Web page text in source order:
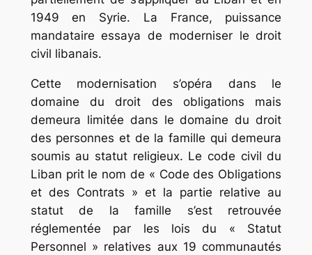
1949 en Syrie. La France, puissance
mandataire essaya de moderniser le droit
civil libanais.
Cette modernisation s’opéra dans le
domaine du droit des obligations mais
demeura limitée dans le domaine du droit
des personnes et de la famille qui demeura
soumis au statut religieux. Le code civil du
Liban prit le nom de « Code des Obligations
et des Contrats » et la partie relative au
statut de la famille s’est retrouvée
réglementée par les lois du « Statut
Personnel » relatives aux 19 communautés